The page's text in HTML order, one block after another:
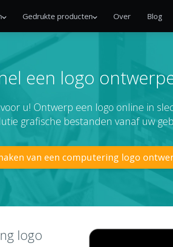
Gedrukte producten Over Blog
een logo
u! Ontwerp een logo online in
grafische bestanden vanaf uw
van een computering logo
logo